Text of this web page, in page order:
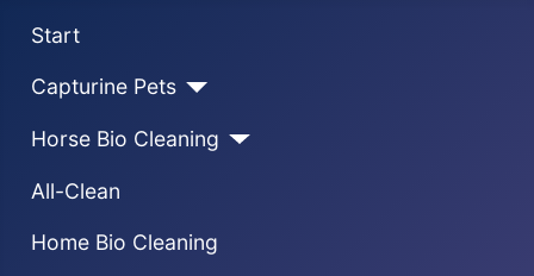
Start
Capturine Pets
Horse Bio Cleaning
All-Clean
Home Bio Cleaning